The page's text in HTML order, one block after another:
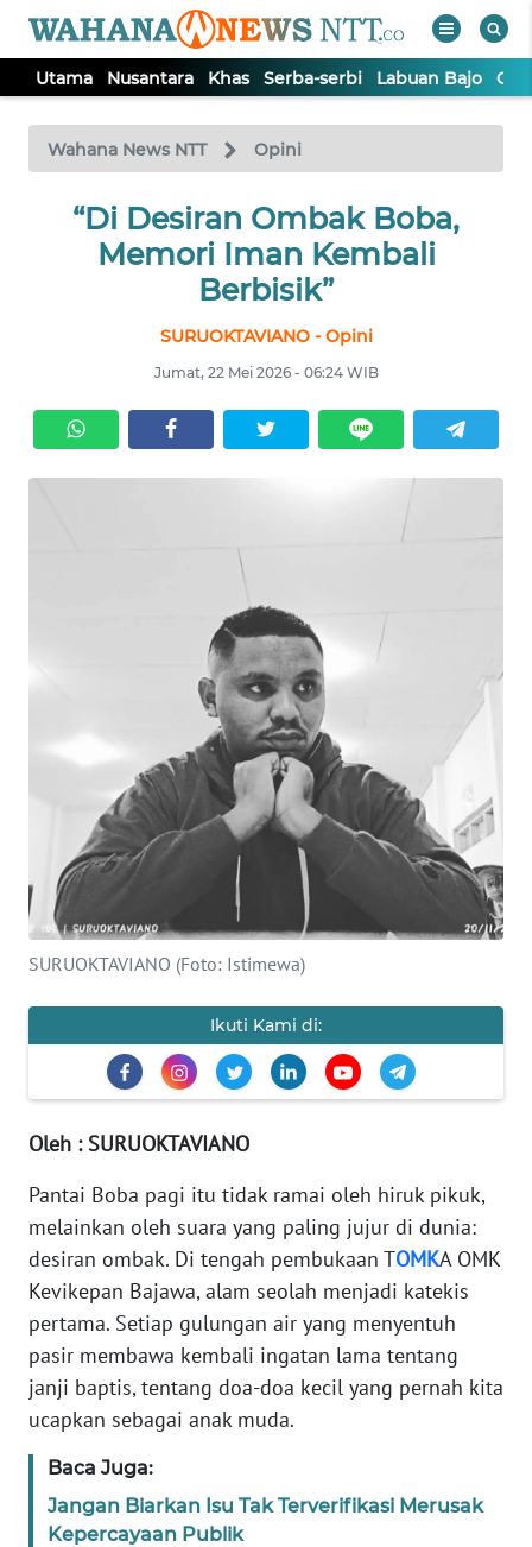
Utama Nusantara Khas Serba-serbi Labuan Bajo
Wahana News NTT Opini
“Di Desiran Ombak Boba,
Memori Iman Kembali
Berbisik”
SURUOKTAVIANO - Opini
Jumat, 22 Mei 2026 - 06:24 WIB
SURUOKTAVIANO (Foto: Istimewa)
Ikuti Kami di:
Oleh : SURUOKTAVIANO
Pantai Boba pagi itu tidak ramai oleh hiruk pikuk,
melainkan oleh suara yang paling jujur di dunia:
desiran ombak. Di tengah pembukaan TOMKA OMK
Kevikepan Bajawa, alam seolah menjadi katekis
pertama. Setiap gulungan air yang menyentuh
pasir membawa kembali ingatan lama tentang
janji baptis, tentang doa-doa kecil yang pernah kita
ucapkan sebagai anak muda.
Baca Juga:
Jangan Biarkan Isu Tak Terverifikasi Merusak
Kepercayaan Publik
TV
Tutup
UTAMA
SERBA-
SERBI
BERITA
INFO
IKLAN
KAMI
PEDOMAN
MEDIA
REDAKSI
DISCLAIMER
Wahana
News
Regional
WN
SUMUT